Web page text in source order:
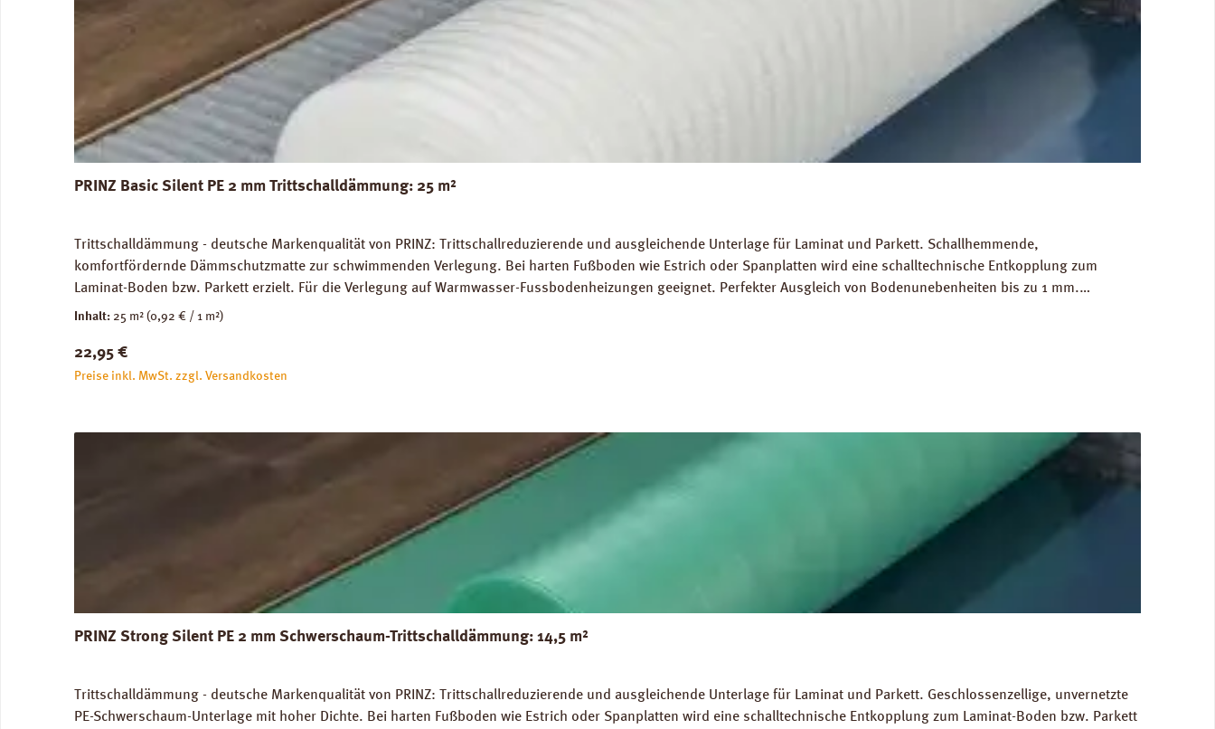
PRINZ Basic Silent PE 2 mm Trittschalldämmung: 25 m²
Trittschalldämmung - deutsche Markenqualität von PRINZ: Trittschallreduzierende und ausgleichende Unterlage für Laminat und Parkett. Schallhemmende,
komfortfördernde Dämmschutzmatte zur schwimmenden Verlegung. Bei harten Fußboden wie Estrich oder Spanplatten wird eine schalltechnische Entkopplung zum
Laminat-Boden bzw. Parkett erzielt. Für die Verlegung auf Warmwasser-Fussbodenheizungen geeignet. Perfekter Ausgleich von Bodenunebenheiten bis zu 1 mm.
Abmessungen: Breite 100 cm, Länge 25 m: 1 Rolle = 25 m² Trittschall-Verbesserung: 16 dB (ISO 140-8). Dichte: 25 kg/m³. FCKW- und HFCKW-frei. Ökologisch
Inhalt: 25 m² (0,92 € / 1 m²)
Regulärer Preis:
22,95 €
Preise inkl. MwSt. zzgl. Versandkosten
PRINZ Strong Silent PE 2 mm Schwerschaum-Trittschalldämmung: 14,5 m²
Trittschalldämmung - deutsche Markenqualität von PRINZ: Trittschallreduzierende und ausgleichende Unterlage für Laminat und Parkett. Geschlossenzellige, unvernetzte
PE-Schwerschaum-Unterlage mit hoher Dichte. Bei harten Fußboden wie Estrich oder Spanplatten wird eine schalltechnische Entkopplung zum Laminat-Boden bzw. Parkett